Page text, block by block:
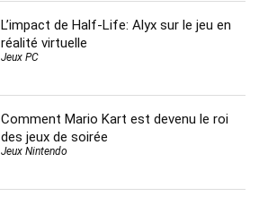
L’impact de Half-Life: Alyx sur le jeu en
réalité virtuelle
Jeux PC
Comment Mario Kart est devenu le roi
des jeux de soirée
Jeux Nintendo